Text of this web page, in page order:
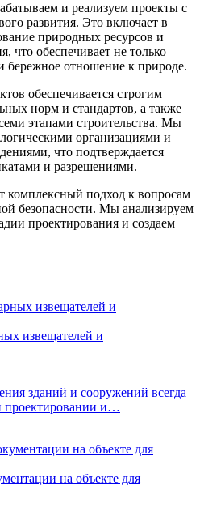
и реализуем проекты с
развития. Это включает в
природных ресурсов и
что обеспечивает не только
бережное отношение к природе.
обеспечивается строгим
норм и стандартов, а также
этапами строительства. Мы
организациями и
что подтверждается
и разрешениями.
комплексный подход к вопросам
безопасности. Мы анализируем
проектирования и создаем
извещателей и
зданий и сооружений всегда
проектировании и…
на объекте для